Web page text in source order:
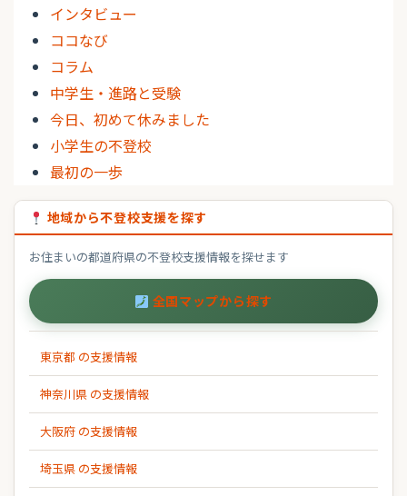
インタビュー
ココなび
コラム
中学生・進路と受験
今日、初めて休みました
小学生の不登校
最初の一歩
地域から不登校支援を探す
お住まいの都道府県の不登校支援情報を探せます
全国マップから探す
東京都 の支援情報
神奈川県 の支援情報
大阪府 の支援情報
埼玉県 の支援情報